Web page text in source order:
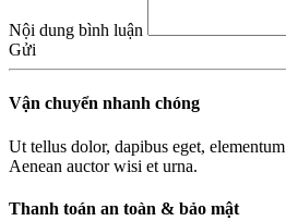
Nội dung bình luận
Gửi
Vận chuyển nhanh chóng
Ut tellus dolor, dapibus eget,
Aenean auctor wisi et urna.
Thanh toán an toàn & bảo mật